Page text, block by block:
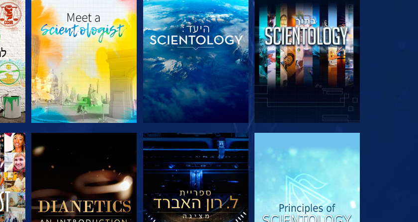
בדוק את הסדרה בדוק את הסדרה בדוק את הסדרה